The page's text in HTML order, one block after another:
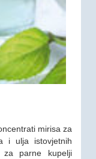
mirisa za
i ulja istovjetnih
za parne kupelji